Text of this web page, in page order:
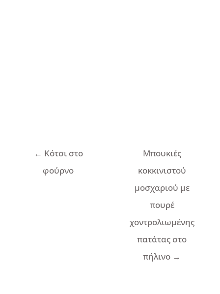
← Κότσι στο
φούρνο
Μπουκιές
κοκκινιστού
μοσχαριού με
πουρέ
χοντρολιωμένης
πατάτας στο
πήλινο →